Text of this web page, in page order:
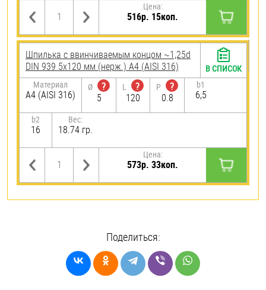
Цена:
516р. 15коп.
Шпилька c ввинчиваемым концом ~1,25d
DIN 939 5х120 мм (нерж.) A4 (AISI 316)
Материал
A4 (AISI 316)
Ø
?
5
L
?
120
P
?
0.8
b1
6,5
b2
16
Вес:
18.74 гр.
Цена:
573р. 33коп.
В СПИСОК
Поделиться: